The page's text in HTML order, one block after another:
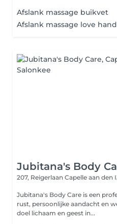
Afslank massage buikvet
Afslank massage love
Jubitana's Body
207, Reigerlaan Capelle aan den
Jubitana's Body Care is een
rust, persoonlijke aandacht en
doel lichaam en geest in...